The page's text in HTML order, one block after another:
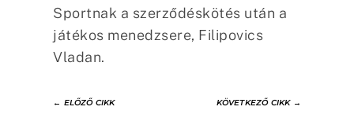
Sportnak a szerződéskötés után a
játékos menedzsere, Filipovics
Vladan.
← ELŐZŐ CIKK KÖVETKEZŐ CIKK→